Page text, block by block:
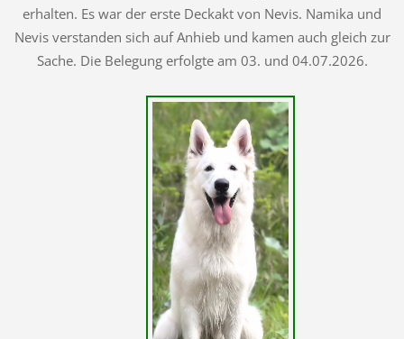
erhalten. Es war der erste Deckakt von Nevis. Namika und
Nevis verstanden sich auf Anhieb und kamen auch gleich zur
Sache. Die Belegung erfolgte am 03. und 04.07.2026.